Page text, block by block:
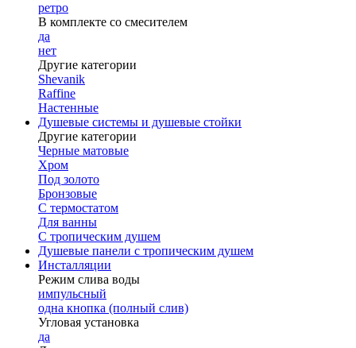
ретро
В комплекте со смесителем
да
нет
Другие категории
Shevanik
Raffine
Настенные
Душевые системы и душевые стойки
Другие категории
Черные матовые
Хром
Под золото
Бронзовые
С термостатом
Для ванны
С тропическим душем
Душевые панели с тропическим душем
Инсталляции
Режим слива воды
импульсный
одна кнопка (полный слив)
Угловая установка
да